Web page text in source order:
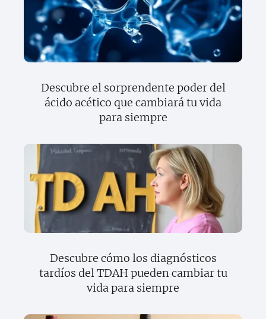
Descubre el sorprendente poder del
ácido acético que cambiará tu vida
para siempre
Descubre cómo los diagnósticos
tardíos del TDAH pueden cambiar tu
vida para siempre